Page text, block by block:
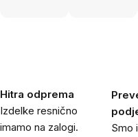
Hitra odprema
Izdelke resnično
imamo na zalogi.
Smo